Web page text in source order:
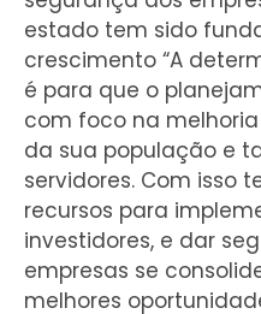
estado tem sido
crescimento “A
é para que o
com foco na
da sua população e
servidores. Com isso
recursos para
investidores, e dar
empresas se
melhores